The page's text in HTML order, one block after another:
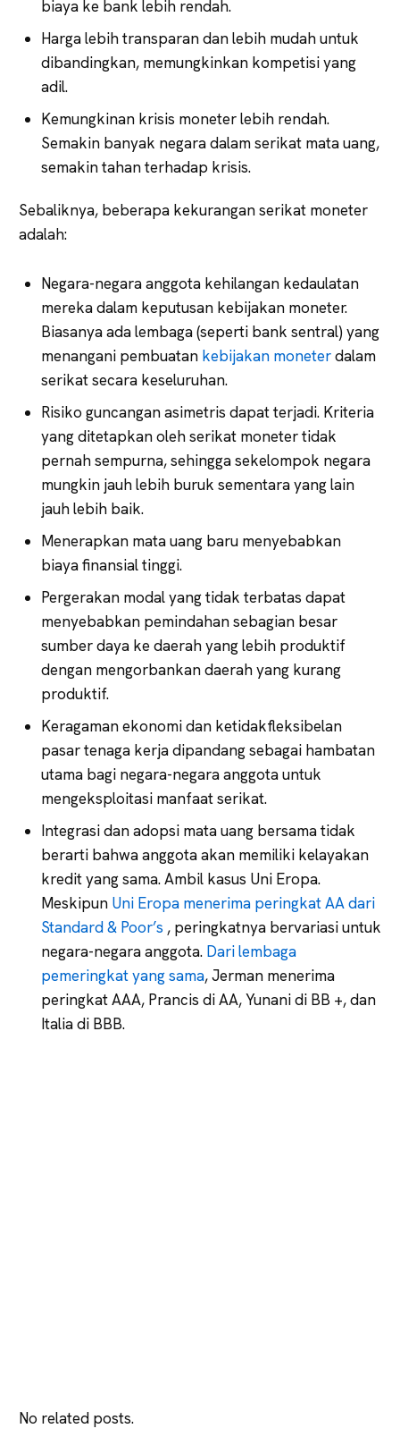
biaya ke bank lebih rendah.
Harga lebih transparan dan lebih mudah untuk
dibandingkan, memungkinkan kompetisi yang
adil.
Kemungkinan krisis moneter lebih rendah.
Semakin banyak negara dalam serikat mata uang,
semakin tahan terhadap krisis.
Sebaliknya, beberapa kekurangan serikat moneter
adalah:
Negara-negara anggota kehilangan kedaulatan
mereka dalam keputusan kebijakan moneter.
Biasanya ada lembaga (seperti bank sentral) yang
menangani pembuatan kebijakan moneterdalam
serikat secara keseluruhan.
Risiko guncangan asimetris dapat terjadi. Kriteria
yang ditetapkan oleh serikat moneter tidak
pernah sempurna, sehingga sekelompok negara
mungkin jauh lebih buruk sementara yang lain
jauh lebih baik.
Menerapkan mata uang baru menyebabkan
biaya finansial tinggi.
Pergerakan modal yang tidak terbatas dapat
menyebabkan pemindahan sebagian besar
sumber daya ke daerah yang lebih produktif
dengan mengorbankan daerah yang kurang
produktif.
Keragaman ekonomi dan ketidakfleksibelan
pasar tenaga kerja dipandang sebagai hambatan
utama bagi negara-negara anggota untuk
mengeksploitasi manfaat serikat.
Integrasi dan adopsi mata uang bersama tidak
berarti bahwa anggota akan memiliki kelayakan
kredit yang sama. Ambil kasus Uni Eropa.
Meskipun Uni Eropa menerima peringkat AA dari
Standard & Poor’s , peringkatnya bervariasi untuk
negara-negara anggota. Dari lembaga
pemeringkat yang sama, Jerman menerima
peringkat AAA, Prancis di AA, Yunani di BB +, dan
Italia di BBB.
No related posts.